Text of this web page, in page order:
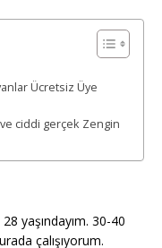
Ücretsiz Üye
ciddi gerçek Zengin
yaşındayım. 30-40
çalışıyorum.